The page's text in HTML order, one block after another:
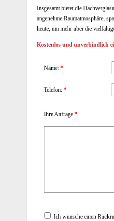
Insgesamt bietet die
angenehme Raumatmosphäre,
heute, um mehr über die
Kostenlos und unverbindlich
Name: *
Telefon: *
Ihre Anfrage *
Ich wünsche einen